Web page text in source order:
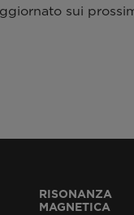
sui
RISONANZA
MAGNETICA